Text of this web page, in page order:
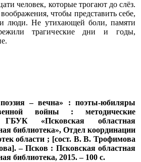
человек, которые трогают до слёз.
чтобы представить себе,
люди. Не утихающей боли, памяти
трагические дни и годы,
– вечна» : поэты-юбиляры
войны : методические
«Псковская областная
библиотека», Отдел координации
области ; [сост. В. В. Трофимова
– Псков : Псковская областная
библиотека, 2015. – 100 с.